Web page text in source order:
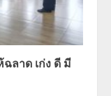
ฉลาด เก่ง ดี มี